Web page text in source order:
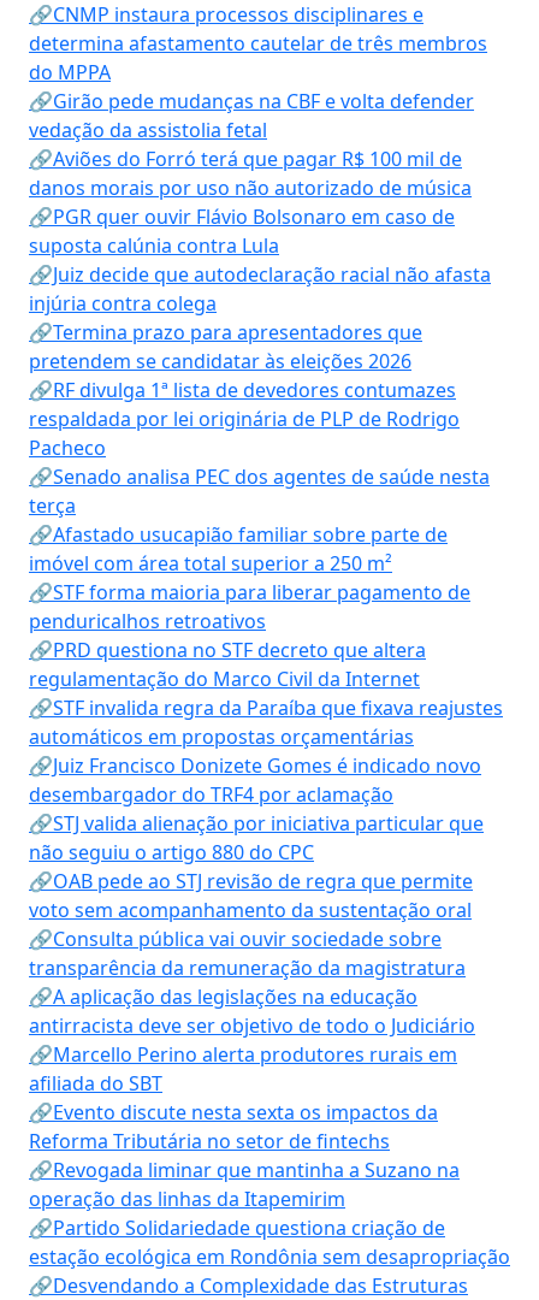
🔗CNMP instaura processos disciplinares e
determina afastamento cautelar de três membros
do MPPA
🔗Girão pede mudanças na CBF e volta defender
vedação da assistolia fetal
🔗Aviões do Forró terá que pagar R$ 100 mil de
danos morais por uso não autorizado de música
🔗PGR quer ouvir Flávio Bolsonaro em caso de
suposta calúnia contra Lula
🔗Juiz decide que autodeclaração racial não afasta
injúria contra colega
🔗Termina prazo para apresentadores que
pretendem se candidatar às eleições 2026
🔗RF divulga 1ª lista de devedores contumazes
respaldada por lei originária de PLP de Rodrigo
Pacheco
🔗Senado analisa PEC dos agentes de saúde nesta
terça
🔗Afastado usucapião familiar sobre parte de
imóvel com área total superior a 250 m²
🔗STF forma maioria para liberar pagamento de
penduricalhos retroativos
🔗PRD questiona no STF decreto que altera
regulamentação do Marco Civil da Internet
🔗STF invalida regra da Paraíba que fixava reajustes
automáticos em propostas orçamentárias
🔗Juiz Francisco Donizete Gomes é indicado novo
desembargador do TRF4 por aclamação
🔗STJ valida alienação por iniciativa particular que
não seguiu o artigo 880 do CPC
🔗OAB pede ao STJ revisão de regra que permite
voto sem acompanhamento da sustentação oral
🔗Consulta pública vai ouvir sociedade sobre
transparência da remuneração da magistratura
🔗A aplicação das legislações na educação
antirracista deve ser objetivo de todo o Judiciário
🔗Marcello Perino alerta produtores rurais em
afiliada do SBT
🔗Evento discute nesta sexta os impactos da
Reforma Tributária no setor de fintechs
🔗Revogada liminar que mantinha a Suzano na
operação das linhas da Itapemirim
🔗Partido Solidariedade questiona criação de
estação ecológica em Rondônia sem desapropriação
🔗Desvendando a Complexidade das Estruturas